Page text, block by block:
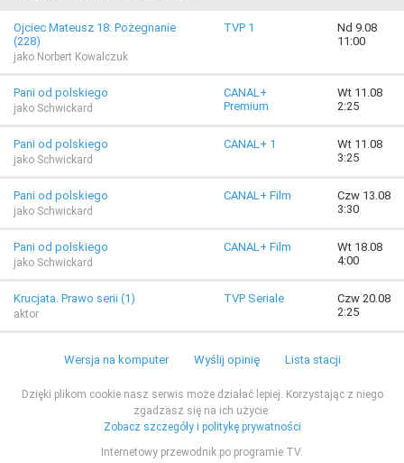
Ojciec Mateusz 18: Pożegnanie
(228)
jako Norbert Kowalczuk
TVP 1
Nd 9.08
11:00
Pani od polskiego
jako Schwickard
CANAL+
Premium
Wt 11.08
2:25
Pani od polskiego
jako Schwickard
CANAL+ 1
Wt 11.08
3:25
Pani od polskiego
jako Schwickard
CANAL+ Film
Czw 13.08
3:30
Pani od polskiego
jako Schwickard
CANAL+ Film
Wt 18.08
4:00
Krucjata. Prawo serii (1)
aktor
TVP Seriale
Czw 20.08
2:25
Wersja na komputer Wyślij opinię Lista stacji
Dzięki plikom cookie nasz serwis może działać lepiej. Korzystając z niego
zgadzasz się na ich użycie.
Zobacz szczegóły i politykę prywatności
Internetowy przewodnik po programie TV.